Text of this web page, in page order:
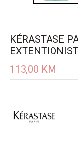
KÉRASTASE
113,00 KM